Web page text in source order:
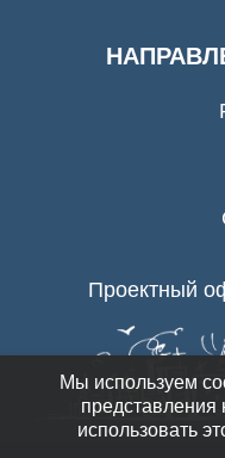
Проектный
Мы используем
использовать